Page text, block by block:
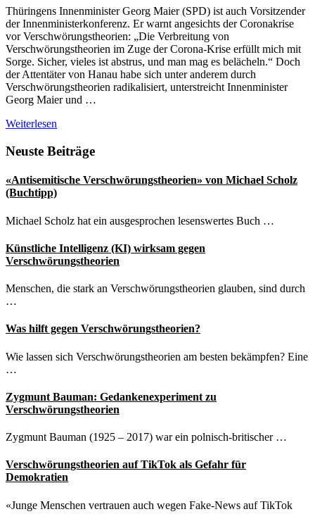
Thüringens Innenminister Georg Maier (SPD) ist auch Vorsitzender
der Innenministerkonferenz. Er warnt angesichts der Coronakrise
vor Verschwörungstheorien: „Die Verbreitung von
Verschwörungstheorien im Zuge der Corona-Krise erfüllt mich mit
Sorge. Sicher, vieles ist abstrus, und man mag es belächeln.“ Doch
der Attentäter von Hanau habe sich unter anderem durch
Verschwörungstheorien radikalisiert, unterstreicht Innenminister
Georg Maier und …
Covid-
Thüringens
warnt
vor
Verschwörungstheorien
Weiterlesen
Seitenspalte
Neuste Beiträge
«Antisemitische Verschwörungstheorien» von Michael Scholz
(Buchtipp)
Michael Scholz hat ein ausgesprochen lesenswertes Buch …
Künstliche Intelligenz (KI) wirksam gegen
Verschwörungstheorien
Menschen, die stark an Verschwörungstheorien glauben, sind durch
…
Was hilft gegen Verschwörungstheorien?
Wie lassen sich Verschwörungstheorien am besten bekämpfen? Eine
…
Zygmunt Bauman: Gedankenexperiment zu
Verschwörungstheorien
Zygmunt Bauman (1925 – 2017) war ein polnisch-britischer …
Verschwörungstheorien auf TikTok als Gefahr für
Demokratien
«Junge Menschen vertrauen auch wegen Fake-News auf TikTok